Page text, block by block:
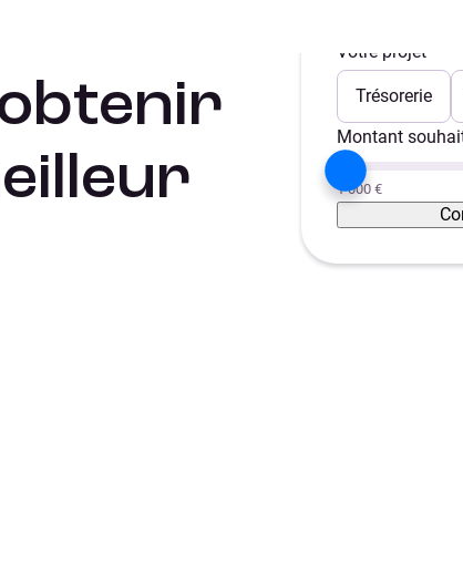
crédit
Votre projet
Trésorerie
Montant
1 000 €